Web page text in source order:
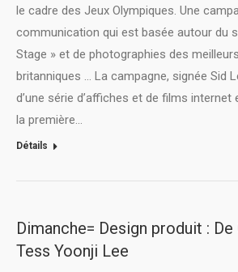
le cadre des Jeux Olympiques. Une
communication qui est basée autour du
Stage » et de photographies des
britanniques … La campagne, signée Sid
d’une série d’affiches et de films internet
la première…
Détails
Dimanche= Design produit :
Tess Yoonji Lee